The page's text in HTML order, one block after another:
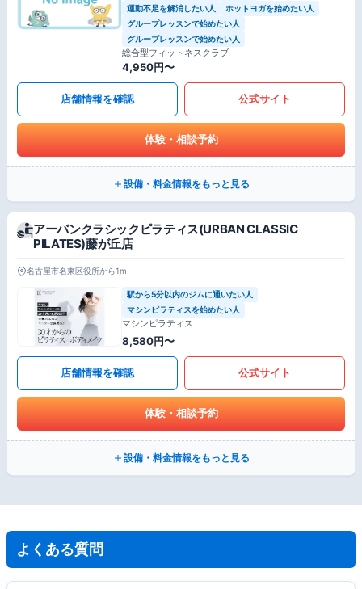
運動不足を解消したい人
ホットヨガを始めたい人
グループレッスンで始めたい人
グループレッスンで始めたい人
総合型フィットネスクラブ
4,950円〜
店舗情報を確認 公式サイト
体験・相談予約
設備・料金情報をもっと見る
アーバンクラシックピラティス(URBAN CLASSIC
PILATES)藤が丘店
名古屋市名東区役所から1m
駅から5分以内のジムに通いたい人
マシンピラティスを始めたい人
マシンピラティス
8,580円〜
店舗情報を確認 公式サイト
体験・相談予約
設備・料金情報をもっと見る
よくある質問